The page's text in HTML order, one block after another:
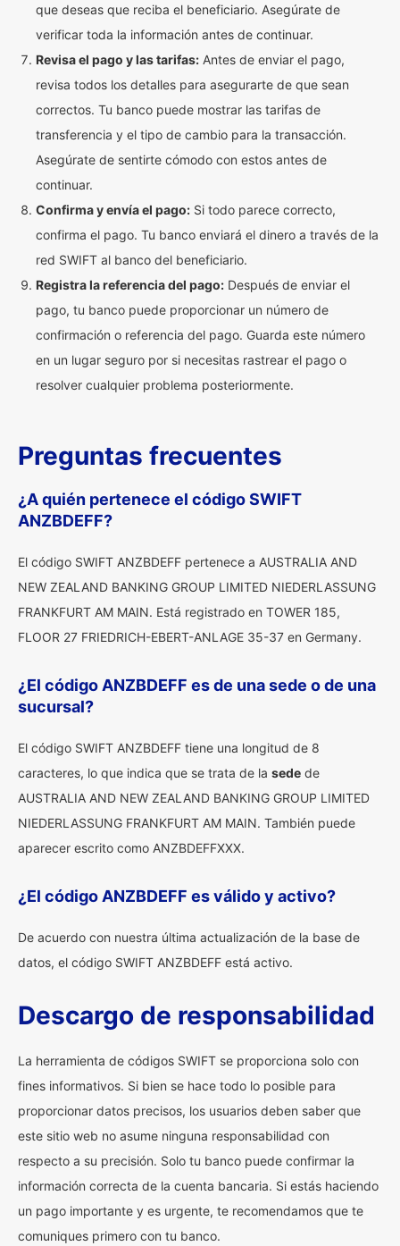
que deseas que reciba el beneficiario. Asegúrate de
verificar toda la información antes de continuar.
Revisa el pago y las tarifas: Antes de enviar el pago,
revisa todos los detalles para asegurarte de que sean
correctos. Tu banco puede mostrar las tarifas de
transferencia y el tipo de cambio para la transacción.
Asegúrate de sentirte cómodo con estos antes de
continuar.
Confirma y envía el pago: Si todo parece correcto,
confirma el pago. Tu banco enviará el dinero a través de la
red SWIFT al banco del beneficiario.
Registra la referencia del pago: Después de enviar el
pago, tu banco puede proporcionar un número de
confirmación o referencia del pago. Guarda este número
en un lugar seguro por si necesitas rastrear el pago o
resolver cualquier problema posteriormente.
Preguntas frecuentes
¿A quién pertenece el código SWIFT
ANZBDEFF?
El código SWIFT ANZBDEFF pertenece a AUSTRALIA AND
NEW ZEALAND BANKING GROUP LIMITED NIEDERLASSUNG
FRANKFURT AM MAIN. Está registrado en TOWER 185,
FLOOR 27 FRIEDRICH-EBERT-ANLAGE 35-37 en Germany.
¿El código ANZBDEFF es de una sede o de una
sucursal?
El código SWIFT ANZBDEFF tiene una longitud de 8
caracteres, lo que indica que se trata de la sede de
AUSTRALIA AND NEW ZEALAND BANKING GROUP LIMITED
NIEDERLASSUNG FRANKFURT AM MAIN. También puede
aparecer escrito como ANZBDEFFXXX.
¿El código ANZBDEFF es válido y activo?
De acuerdo con nuestra última actualización de la base de
datos, el código SWIFT ANZBDEFF está activo.
Descargo de responsabilidad
La herramienta de códigos SWIFT se proporciona solo con
fines informativos. Si bien se hace todo lo posible para
proporcionar datos precisos, los usuarios deben saber que
este sitio web no asume ninguna responsabilidad con
respecto a su precisión. Solo tu banco puede confirmar la
información correcta de la cuenta bancaria. Si estás haciendo
un pago importante y es urgente, te recomendamos que te
comuniques primero con tu banco.